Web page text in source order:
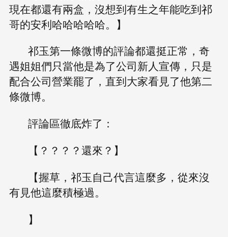
現在都還有兩盒，沒想到有生之年能吃到祁
哥的安利哈哈哈哈哈。】
祁玉第一條微博的評論都還挺正常，奇
遇姐姐們只當他是為了公司新人宣傳，只是
配合公司營業罷了，直到大家看見了他第二
條微博。
評論區徹底炸了：
【？？？？還來？】
【握草，祁玉自己代言這麼多，從來沒
有見他這麼積極過。
】